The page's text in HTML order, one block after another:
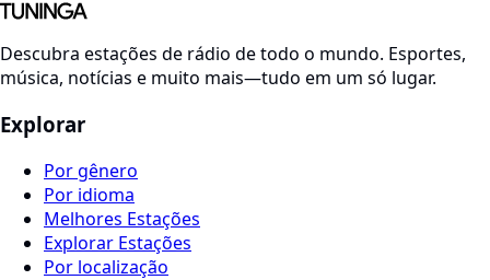
Descubra estações de rádio de todo o mundo. Esportes,
música, notícias e muito mais—tudo em um só lugar.
Explorar
Por gênero
Por idioma
Melhores Estações
Explorar Estações
Por localização